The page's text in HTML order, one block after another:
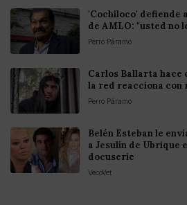
'Cochiloco' defiende
de AMLO: "usted no
Perro Páramo
Carlos Ballarta hace
la red reacciona con
Perro Páramo
Belén Esteban le
a Jesulín de Ubrique
docuserie
VecoVet